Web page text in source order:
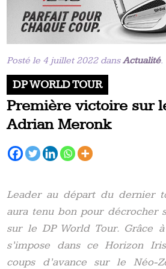
Posté le 4 juillet 2022 dansActualité.
DP WORLD TOUR
Première victoire sur
Adrian Meronk
Leader au départ du dernier
aura tenu bon pour décrocher
sur le DP World Tour. Grâce
s’impose dans ce Horizon
coups d’avance sur le Néo-